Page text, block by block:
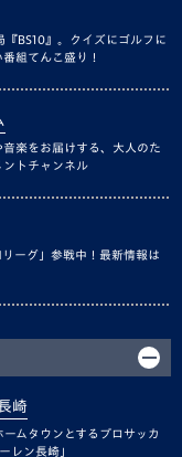
『BS10』。クイズにゴルフに
組てんこ盛り！
楽をお届けする、大人のた
ントチャンネル
ーグ」参戦中！最新情報は
崎
ムタウンとするプロサッカ
レン長崎」